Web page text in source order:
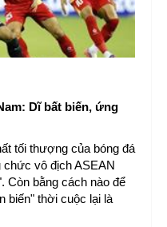
Dĩ bất biến, ứng
tối thượng của bóng đá
chức vô địch ASEAN
Còn bằng cách nào để
biến" thời cuộc lại là